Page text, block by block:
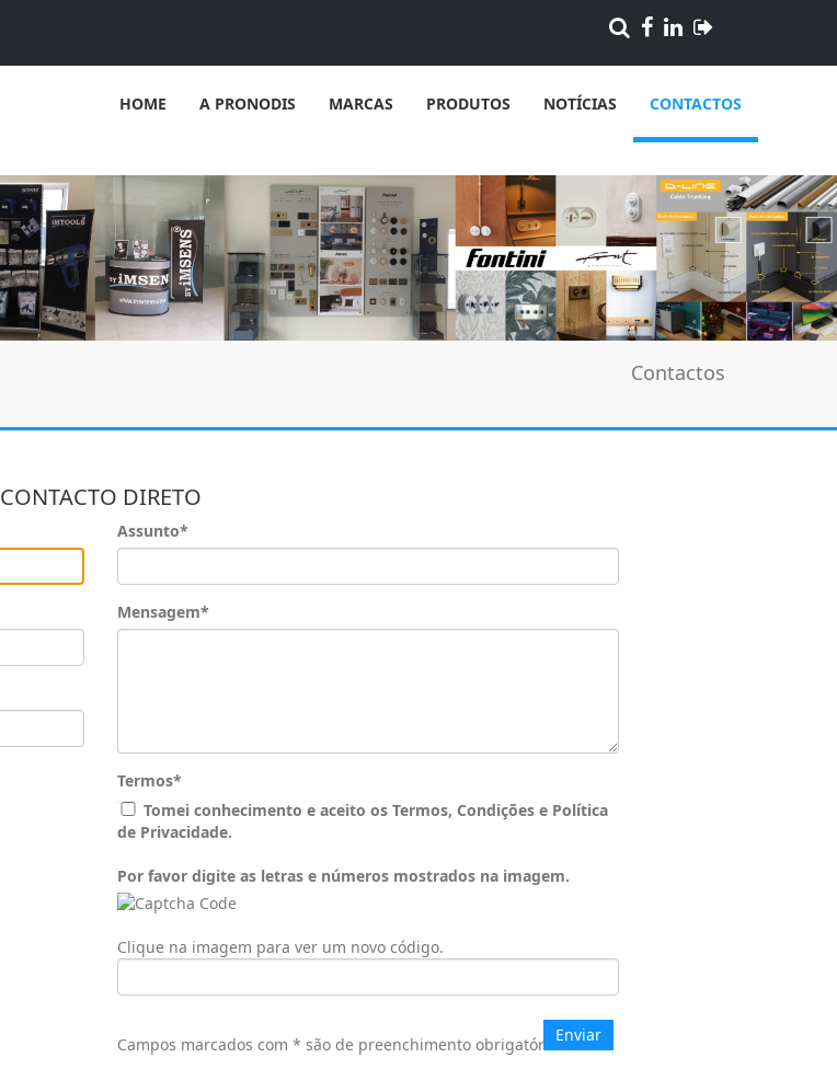
HOME A PRONODIS MARCAS PRODUTOS NOTÍCIAS CONTACTOS
Contactos
CONTACTO DIRETO
Assunto*
Mensagem*
Termos*
Tomei conhecimento e aceito os Termos, Condições e Política
de Privacidade.
Por favor digite as letras e números mostrados na imagem.
Clique na imagem para ver um novo código.
Campos marcados com * são de preenchimento obrigatório.